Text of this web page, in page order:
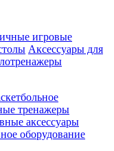
игровые
Аксессуары для
тренажеры
аксессуары
оборудование